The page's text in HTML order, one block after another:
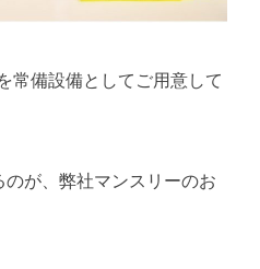
常備設備としてご用意して
が、弊社マンスリーのお